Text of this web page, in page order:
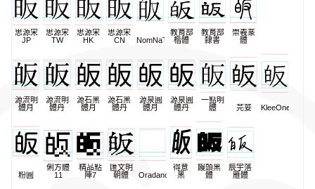
思源宋
JP
思源宋
TW
思源宋
HK
思源宋
CN
NomNaTong
教育部
楷體
教育部
隸書
崇羲篆
體
源流明
體月
源流明
體丹
源石黑
體月
源石黑
體丹
源泉圓
體月
源泉圓
體丹
一點明
體
芫荽 KleeOne
粉圓
俐方體
11
精品點
陣7
匯文明
朝體
Oradano
得意
黑
饅頭黑
體
辰宇落
雁體